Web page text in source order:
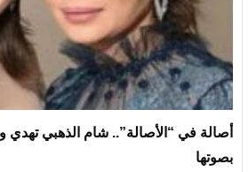
أصالة في “الأصالة”.. شام الذهبي تهدي
بصوتها